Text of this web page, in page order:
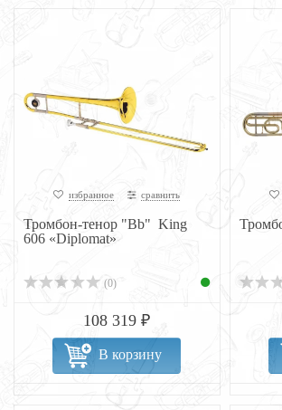
избранное сравнить
Тромбон-тенор "Bb" King
606 «Diplomat»
(0)
108 319 ₽
В корзину